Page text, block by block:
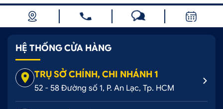
HỆ THỐNG CỬA HÀNG
TRỤ SỞ CHÍNH, CHI NHÁNH 1
52 - 58 Đường số 1, P. An Lạc, Tp. HCM